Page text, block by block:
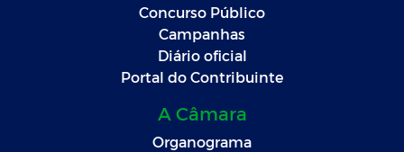
Concurso Público
Campanhas
Diário oficial
Portal do Contribuinte
A Câmara
Organograma